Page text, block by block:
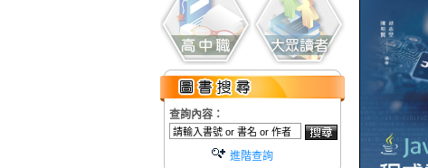
查詢內容：
進階查詢